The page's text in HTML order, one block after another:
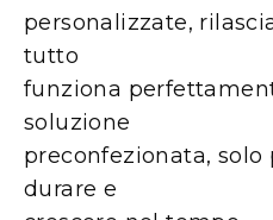
personalizzate,
tutto
funziona
soluzione
preconfezionata,
durare e